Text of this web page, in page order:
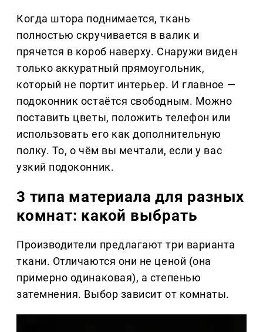
Когда штора поднимается, ткань
полностью скручивается в валик и
прячется в короб наверху. Снаружи виден
только аккуратный прямоугольник,
который не портит интерьер. И главное —
подоконник остаётся свободным. Можно
поставить цветы, положить телефон или
использовать его как дополнительную
полку. То, о чём вы мечтали, если у вас
узкий подоконник.
3 типа материала для разных
комнат: какой выбрать
Производители предлагают три варианта
ткани. Отличаются они не ценой (она
примерно одинаковая), а степенью
затемнения. Выбор зависит от комнаты.